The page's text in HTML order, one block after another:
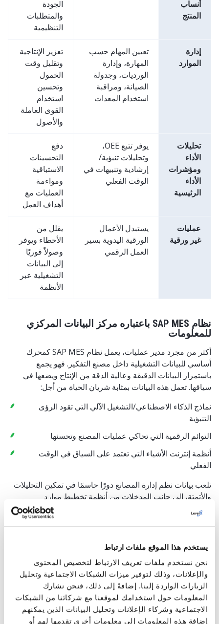
يستخدم هذا الموقع ملفات ارتباط
نحن نستخدم ملفات تعريف الارتباط لتخصيص المحتوى
والإعلانات، وذلك لتوفير ميزات الشبكات الاجتماعية وتحليل
الزيارات الواردة إلينا. إضافةً إلى ذلك، فنحن نشارك
المعلومات حول استخدامك لموقعنا مع شركائنا من الشبكات
الاجتماعية وشركاء الإعلانات وتحليل البيانات الذين يمكنهم
إضافة هذه المعلومات إلى معلومات أخرى تقدمها لهم أو
أنساب
المنتج
الجودة
والمتطلبات
التنظيمية
إدارة
الموارد
تعيين المهام حسب
المهارة، وإدارة
الورديات، وجدولة
الصيانة، ومراقبة
استخدام المعدات
تعزيز الإنتاجية
وتقليل وقت
الخمول
وتحسين
استخدام
القوى العاملة
والأصول
تحليلات
الأداء
ومؤشرات
الأداء
الرئيسية
يوفر تتبع OEE،
وتحليلات تنبؤية/
إرشادية وتنبيهات في
الوقت الفعلي
دفع
التحسينات
الاستباقية
ومواءمة
العمليات مع
أهداف العمل
عمليات
غير ورقية
يستبدل الأعمال
الورقية اليدوية بسير
العمل الرقمي
يقلل من
الأخطاء ويوفر
وصولاً فوريًا
إلى البيانات
التشغيلية عبر
الأنظمة
نظام SAP MES باعتباره مركز البيانات المركزي
للمعلومات
أكثر من مجرد مدير عمليات، يعمل نظام SAP MES كمحرك
أساسي للبيانات التشغيلية داخل مصنع التفكير. فهو يجمع
باستمرار البيانات الدقيقة وعالية الدقة من الإنتاج ويضعها في
سياقها. تعمل هذه البيانات بمثابة شريان الحياة من أجل:
نماذج الذكاء الاصطناعي/التشغيل الآلي التي تقود الرؤى
التنبؤية
التوائم الرقمية التي تحاكي عمليات المصنع وتحسنها
أنظمة إنترنت الأشياء التي تعتمد على السياق في الوقت
الفعلي
تلعب بيانات نظم إدارة المصانع دورًا حاسمًا في تمكين التحليلات
والأتمتة، إلى جانب المدخلات من أنظمة تخطيط موارد
المؤسسات وإدارة النظم الصناعية وإنترنت الأشياء. بدونها، تخاطر
المصانع بفقدان السياق التشغيلي اللازم للتحسين الذاتي الحقيقي.
من التنفيذ على مستوى الطابق إلى تكامل الأعمال
الاستراتيجية
تلعب أنظمة SAP MES دورًا محوريًا في الصناعة 4.0 من خلال
دمج التصنيع المادي بإحكام مع أنظمة الأعمال المؤسسية. حيث
يحول اتصالها الشامل تنفيذ التصنيع من وظيفة تكتيكية إلى رافعة
استراتيجية للتمييز. وبدلاً من العمل في صوامع منعزلة، يصبح
المصنع محركًا متصلًا بالكامل وقائمًا على اتخاذ القرار يدعم